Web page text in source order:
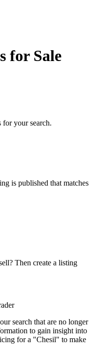
for Sale
for your search.
is published that matches
Then create a listing
search that are no longer
to gain insight into
for a "Chesil" to make